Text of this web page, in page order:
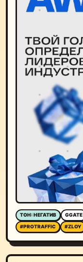
ТОН: НЕГАТИВ GGATE
#PROTRAFFIC
#ZLOY